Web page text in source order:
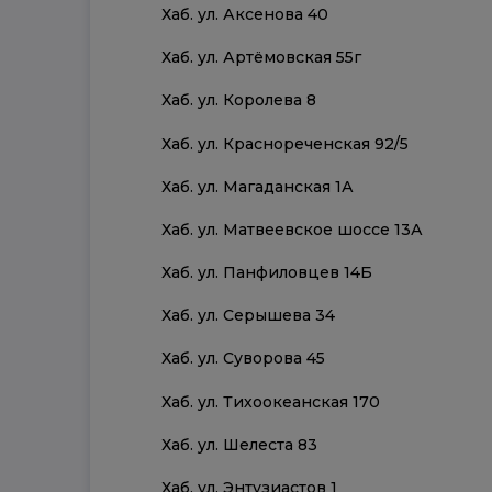
Хаб. ул. Аксенова 40
Хаб. ул. Артёмовская 55г
Хаб. ул. Королева 8
Хаб. ул. Краснореченская 92/5
Хаб. ул. Магаданская 1А
Хаб. ул. Матвеевское шоссе 13А
Хаб. ул. Панфиловцев 14Б
Хаб. ул. Серышева 34
Хаб. ул. Суворова 45
Хаб. ул. Тихоокеанская 170
Хаб. ул. Шелеста 83
Хаб. ул. Энтузиастов 1